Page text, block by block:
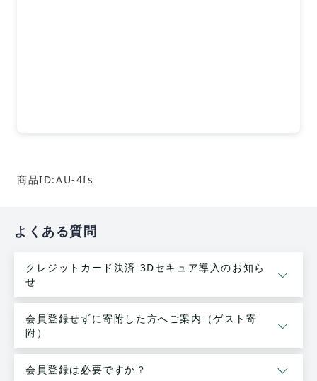
商品ID:AU-4fs
よくある質問
クレジットカード決済 3Dセキュア導入のお知ら
せ
会員登録せずに寄附した方へご案内（ゲスト寄
附）
会員登録は必要ですか？